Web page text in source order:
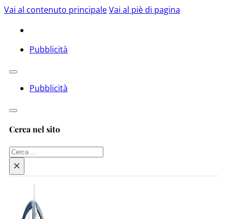
Vai al contenuto principaleVai al piè di pagina
Pubblicità
Pubblicità
Cerca nel sito
Cerca
×